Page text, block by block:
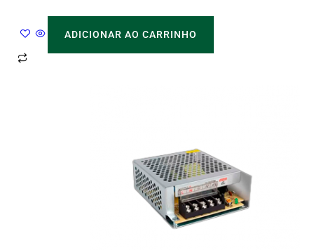
ADICIONAR AO CARRINHO